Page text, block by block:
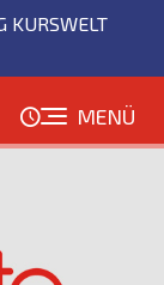
KURSWELT
MENÜ